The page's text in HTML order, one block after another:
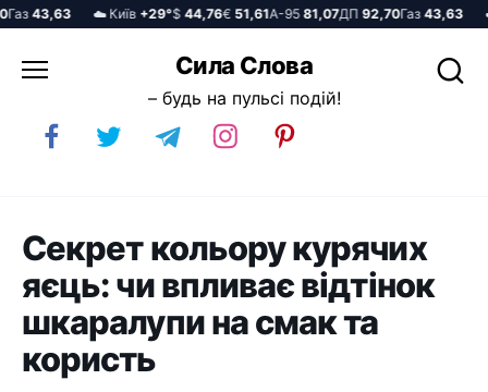
43,63 ☁️ Київ+29°$44,76€51,61А-9581,07ДП92,70Газ43,63 ☁️
до
Сила Слова
– будь на пульсі подій!
Секрет кольору курячих
яєць: чи впливає відтінок
шкаралупи на смак та
користь